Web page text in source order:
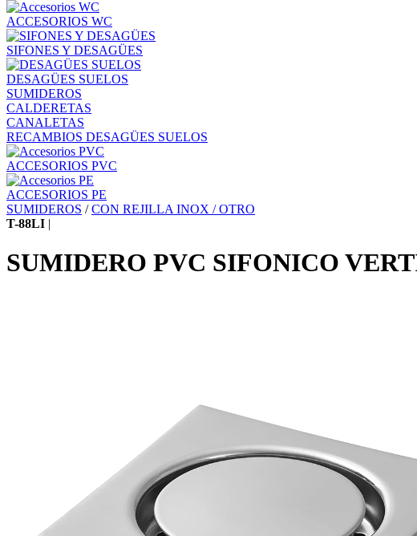
ACCESORIOS WC
SIFONES Y DESAGÜES
DESAGÜES SUELOS
SUMIDEROS
CALDERETAS
CANALETAS
RECAMBIOS DESAGÜES SUELOS
ACCESORIOS PVC
ACCESORIOS PE
SUMIDEROS /CON REJILLA INOX / OTRO
T-88LI |
SUMIDERO PVC SIFONICO